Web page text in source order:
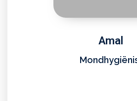
Amal